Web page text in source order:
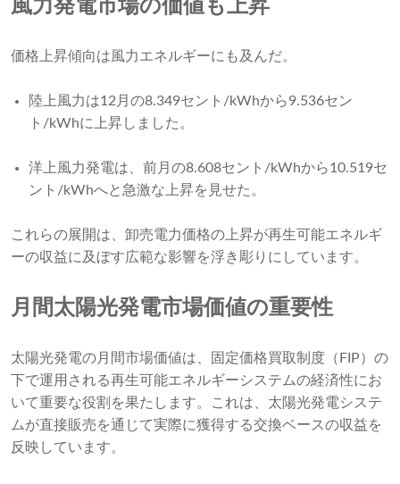
風力発電市場の価値も上昇
価格上昇傾向は風力エネルギーにも及んだ。
陸上風力は12月の8.349セント/kWhから9.536セン
ト/kWhに上昇しました。
洋上風力発電は、前月の8.608セント/kWhから10.519セ
ント/kWhへと急激な上昇を見せた。
これらの展開は、卸売電力価格の上昇が再生可能エネルギ
ーの収益に及ぼす広範な影響を浮き彫りにしています。
月間太陽光発電市場価値の重要性
太陽光発電の月間市場価値は、固定価格買取制度（FIP）の
下で運用される再生可能エネルギーシステムの経済性にお
いて重要な役割を果たします。これは、太陽光発電システ
ムが直接販売を通じて実際に獲得する交換ベースの収益を
反映しています。